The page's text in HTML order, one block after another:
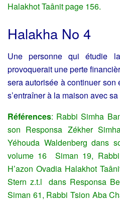
Halakhot Taânit page 156.
Halakha No 4
Une personne qui étudie
provoquerait une perte
sera autorisée à continuer
s’entraîner à la maison avec
Références: Rabbi Simha
son Responsa Zékher
Yéhouda Waldenberg dans
volume 16 Siman 19,
H’azon Ovadia Halakhot
Stern z.t.l dans Responsa
Siman 61, Rabbi Tsion Aba